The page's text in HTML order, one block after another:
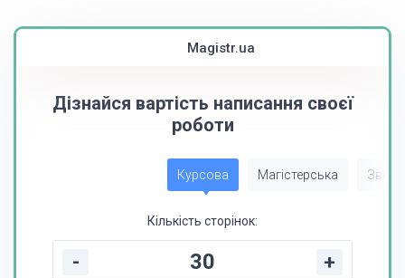
Magistr.ua
Дізнайся вартість написання своєї
роботи
Курсова Магістерська Звіт
Кількість сторінок:
- +